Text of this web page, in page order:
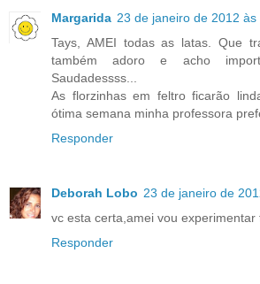
Margarida 23 de janeiro de 2012 às
Tays, AMEI todas as latas. Que
também adoro e acho
Saudadessss...
As florzinhas em feltro ficarão
ótima semana minha professora
Responder
Deborah Lobo 23 de janeiro de
vc esta certa,amei vou experimentar
Responder